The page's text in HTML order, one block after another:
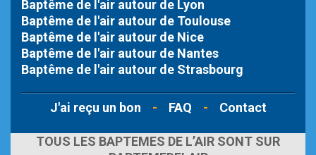
Baptême de l'air autour de Lyon
Baptême de l'air autour de Toulouse
Baptême de l'air autour de Nice
Baptême de l'air autour de Nantes
Baptême de l'air autour de Strasbourg
J'ai reçu un bon - FAQ - Contact
TOUS LES BAPTEMES DE L’AIR SONT SUR